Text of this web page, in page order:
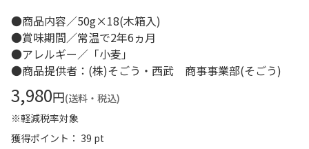
●商品内容／50g×18(木箱入)
●賞味期間／常温で2年6ヵ月
●アレルギー／「小麦」
●商品提供者：(株)そごう・西武 商事事業部(そごう)
3,980円(送料・税込)
※軽減税率対象
獲得ポイント： 39 pt